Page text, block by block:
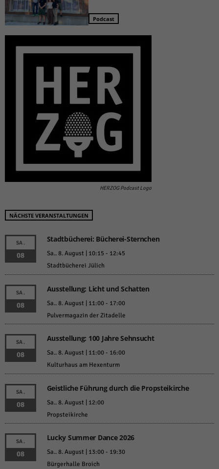
Podcast
HERZOG Podcast Logo
NÄCHSTE VERANSTALTUNGEN
SA.
08
Stadtbücherei: Bücherei-Sternchen
Sa.. 8. August | 10:15 - 12:45
Stadtbücherei Jülich
SA.
08
Ausstellung: Licht und Schatten
Sa.. 8. August | 11:00- 17:00
Pulvermagazin der Zitadelle
SA.
08
Ausstellung: 100 Jahre Sehnsucht
Sa.. 8. August | 11:00- 16:00
Kulturhaus am Hexenturm
SA.
08
Geistliche Führung durch die Propsteikirche
Sa.. 8. August | 12:00
Propsteikirche
SA.
08
Lucky Summer Dance 2026
Sa.. 8. August | 13:00- 19:30
Bürgerhalle Broich